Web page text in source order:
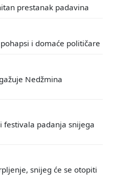
prestanak padavina
i domaće političare
Nedžmina
festivala padanja snijega
snijeg će se otopiti